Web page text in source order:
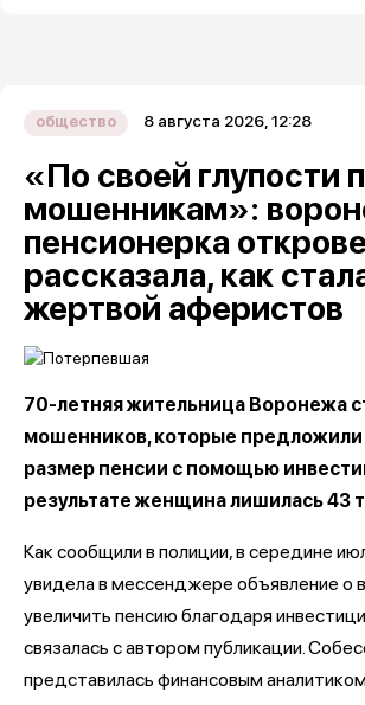
общество 8 августа 2026, 12:28
«По своей глупости
мошенникам»:
пенсионерка
рассказала, как
жертвой аферистов
70-летняя жительница Воронежа
мошенников, которые предложили
размер пенсии с помощью
результате женщина лишилась 43
Как сообщили в полиции, в середине
увидела в мессенджере объявление о
увеличить пенсию благодаря
связалась с автором публикации.
представилась финансовым